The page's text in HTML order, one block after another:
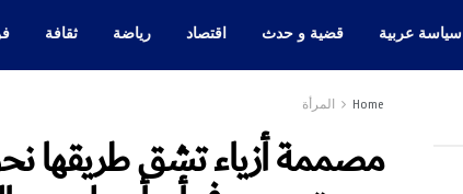
سياسة عربية قضية و حدث اقتصاد رياضة ثقافة
Home المرأة
مصممة أزياء تشق طريقها